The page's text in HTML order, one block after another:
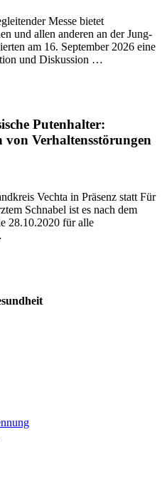
Messe bietet
und allen anderen an der Jung-
am 16. September 2026 eine
und Diskussion …
Putenhalter:
Verhaltensstörungen
Vechta in Präsenz statt Für
Schnabel ist es nach dem
28.10.2020 für alle